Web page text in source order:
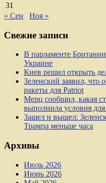
31
« Сен
Ноя »
Свежие записи
В парламенте
Украине
Киев решил открыть
Зеленский заявил, что
ракеты для Patriot
Мерц сообщил, какая
выполнила условия
Зашел и вышел:
Трампа меньше часа
Архивы
Июль 2026
Июнь 2026